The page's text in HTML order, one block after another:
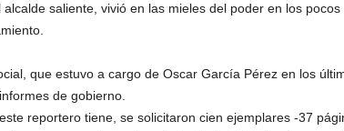
saliente, vivió en las mieles del poder en los pocos
que estuvo a cargo de Oscar García Pérez en los
de gobierno.
reportero tiene, se solicitaron cien ejemplares -37